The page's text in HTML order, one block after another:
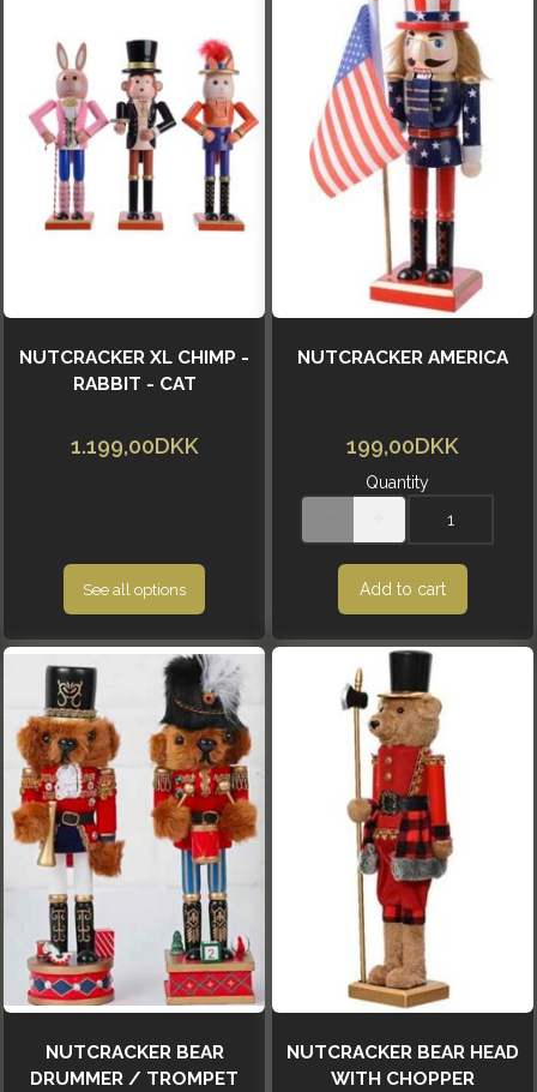
NUTCRACKER XL CHIMP -
RABBIT - CAT
1.199,00DKK
See all options
NUTCRACKER AMERICA
199,00DKK
Quantity
Add to cart
NUTCRACKER BEAR
DRUMMER / TROMPET
NUTCRACKER BEAR HEAD
WITH CHOPPER